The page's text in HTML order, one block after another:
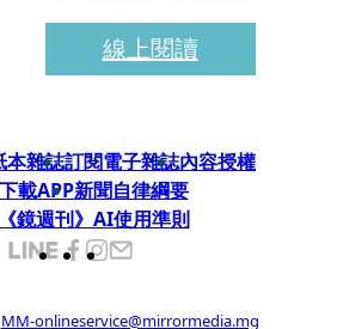
線上閱讀
本雜誌訂閱電子雜誌內容授權
下載APP新聞自律綱要
《鏡週刊》AI使用準則
MM-onlineservice@mirrormedia.mg